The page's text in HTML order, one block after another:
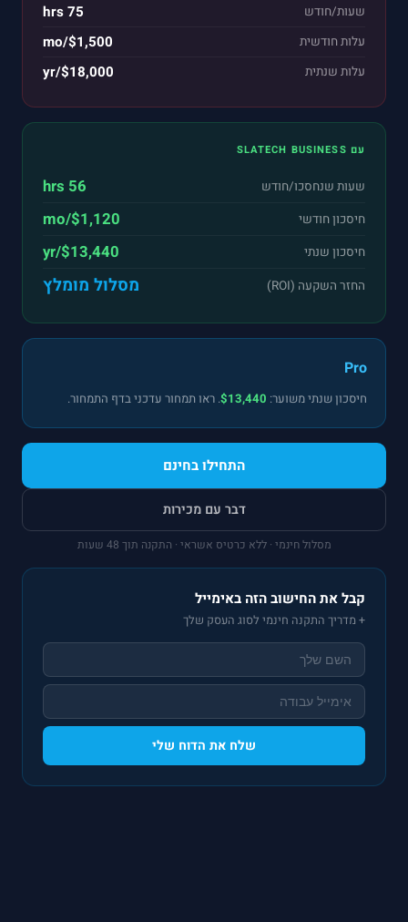
שעות/חודש 75 hrs
עלות חודשית $1,500/mo
עלות שנתית $18,000/yr
עם SLATECH BUSINESS
שעות שנחסכו/חודש 56 hrs
חיסכון חודשי $1,120/mo
חיסכון שנתי $13,440/yr
החזר השקעה (ROI) מסלול מומלץ
Pro
חיסכון שנתי משוער: $13,440. ראו תמחור עדכני בדף התמחור.
התחילו בחינם
דבר עם מכירות
מסלול חינמי · ללא כרטיס אשראי · התקנה תוך 48 שעות
קבל את החישוב הזה באימייל
+ מדריך התקנה חינמי לסוג העסק שלך
שלח את הדוח שלי